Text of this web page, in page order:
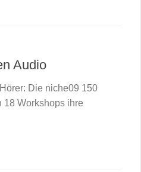
Audio
Die niche09 150
18 Workshops ihre